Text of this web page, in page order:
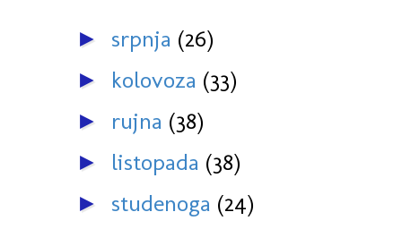
► srpnja (26)
► kolovoza (33)
► rujna (38)
► listopada (38)
► studenoga (24)